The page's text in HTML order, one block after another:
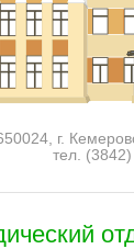
г.
тел. (3842)